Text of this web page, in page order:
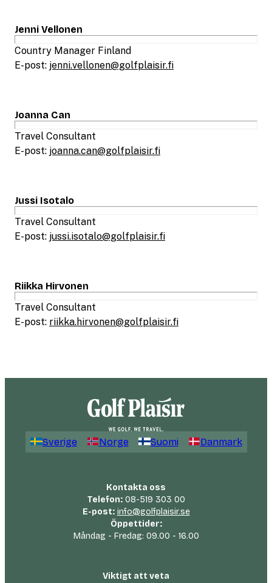
Jenni Vellonen
Country Manager Finland
E-post: jenni.vellonen@golfplaisir.fi
Joanna Can
Travel Consultant
E-post: joanna.can@golfplaisir.fi
Jussi Isotalo
Travel Consultant
E-post: jussi.isotalo@golfplaisir.fi
Riikka Hirvonen
Travel Consultant
E-post: riikka.hirvonen@golfplaisir.fi
Sverige Norge Suomi Danmark
Kontakta oss
Telefon:08-519 303 00
E-post: info@golfplaisir.se
Öppettider:
Måndag - Fredag: 09.00 - 16.00
Viktigt att veta